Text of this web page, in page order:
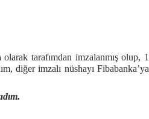
tarafımdan imzalanmış olup, 1
diğer imzalı nüshayı Fibabanka’ya